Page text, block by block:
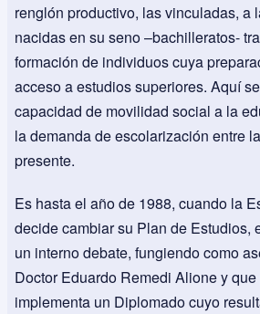
renglón productivo, las vinculadas, a
nacidas en su seno –bachilleratos-
formación de individuos cuya
acceso a estudios superiores. Aquí
capacidad de movilidad social a la
la demanda de escolarización entre
presente.
Es hasta el año de 1988, cuando la
decide cambiar su Plan de Estudios,
un interno debate, fungiendo como
Doctor Eduardo Remedi Alione y
implementa un Diplomado cuyo